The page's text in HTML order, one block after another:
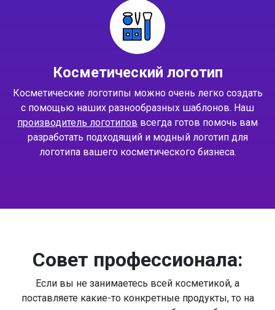
Косметический логотип
Косметические логотипы можно очень легко создать
с помощью наших разнообразных шаблонов. Наш
производитель логотипов всегда готов помочь вам
разработать подходящий и модный логотип для
логотипа вашего косметического бизнеса.
Совет профессионала:
Если вы не занимаетесь всей косметикой, а
поставляете какие-то конкретные продукты, то на